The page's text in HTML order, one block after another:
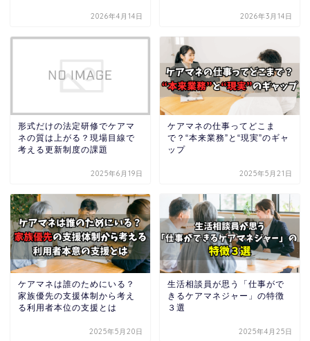
2026年4月14日 2026年3月14日
形式だけの法定研修でケアマ
ネの質は上がる？現場目線で
考える更新制度の課題
2025年6月19日
ケアマネの仕事ってどこま
で？“本来業務”と“現実”のギャ
ップ
2025年5月21日
ケアマネは誰のためにいる？
家族優先の支援体制から考え
る利用者本位の支援とは
2025年5月20日
生活相談員が思う「仕事がで
きるケアマネジャー」の特徴
３選
2025年4月25日